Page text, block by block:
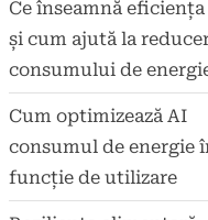
Ce înseamnă eficiența
și cum ajută la
consumului de
Cum optimizează AI
consumul de energie
funcție de utilizare